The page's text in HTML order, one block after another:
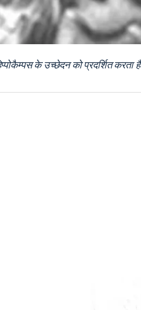
के उच्छेदन को प्रदर्शित करता है